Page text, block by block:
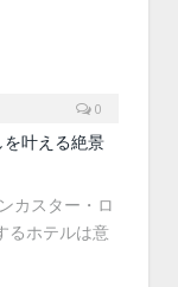
0
叶える絶景
カスター・ロ
るホテルは意